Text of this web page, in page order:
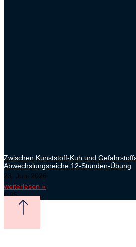
Zwischen Kunststoff-Kuh und
Abwechslungsreiche 12-Stunden-Übung
23. Juni 2026
weiterlesen »